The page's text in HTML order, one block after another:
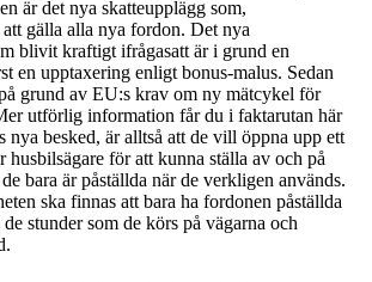
är det nya skatteupplägg som,
gälla alla nya fordon. Det nya
blivit kraftigt ifrågasatt är i grund en
en upptaxering enligt bonus-malus. Sedan
grund av EU:s krav om ny mätcykel för
utförlig information får du i faktarutan här
nya besked, är alltså att de vill öppna upp ett
husbilsägare för att kunna ställa av och på
bara är påställda när de verkligen används.
ska finnas att bara ha fordonen påställda
stunder som de körs på vägarna och